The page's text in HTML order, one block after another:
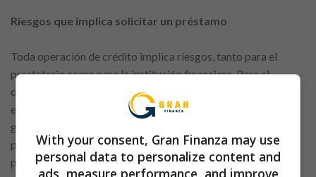
Riesgos que implica solicitar un préstamo
Toda operación de crédito implica riesgos, tanto para el
prestatario como para la institución financiera. Para el
cliente, los principales riesgos son el endeudamiento
excesivo, el impago y el compromiso de activos en caso de
garantías. Para evitar estos problemas es fundamental
planificar el presupuesto, evaluar la capacidad de pago y no
pedirpréstamospor impulso o bajo presión.
With your consent, Gran Finanza may use
personal data to personalize content and
ads, measure performance, and improve